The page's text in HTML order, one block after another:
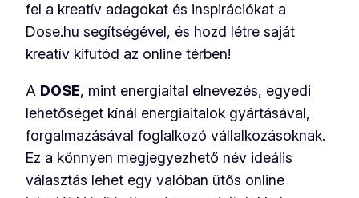
fel a kreatív adagokat és inspirációkat a
Dose.hu segítségével, és hozd létre saját
kreatív kifutód az online térben!
A DOSE, mint energiaital elnevezés, egyedi
lehetőséget kínál energiaitalok gyártásával,
forgalmazásával foglalkozó vállalkozásoknak.
Ez a könnyen megjegyezhető név ideális
választás lehet egy valóban ütős online